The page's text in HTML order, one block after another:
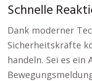
Schnelle
Dank moderner
Sicherheitskräfte
handeln. Sei es ein